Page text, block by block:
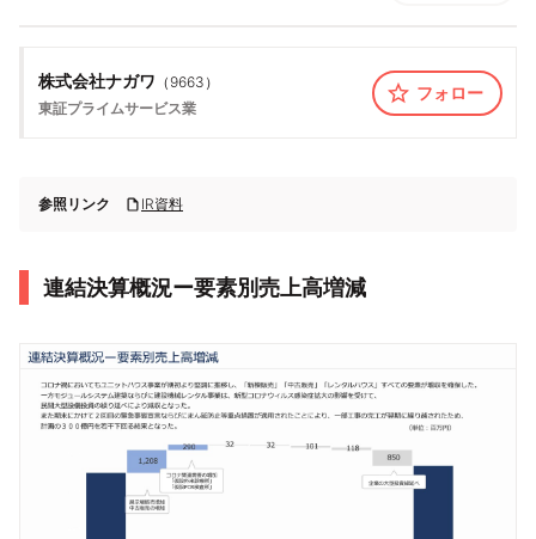
株式会社ナガワ （ 9663 ）
東証プライムサービス業
フォロー
参照リンク IR資料
連結決算概況ー要素別売上高増減